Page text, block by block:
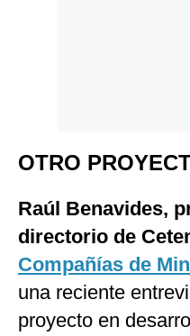
OTRO
Raúl Benavides,
directorio de
Compañías de
una reciente
proyecto en